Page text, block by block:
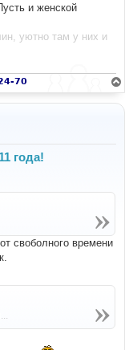
и женской
уютно там у них и
70
года!
своболного времени